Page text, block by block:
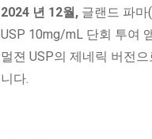
2024 년 12월, 글랜드 파마
USP 10mg/mL 단회 투여
멀젼 USP의 제네릭 버전
니다.